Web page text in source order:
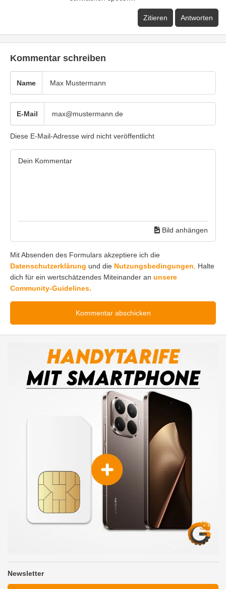
Zitieren Antworten
Kommentar schreiben
Name
E-Mail
Diese E-Mail-Adresse wird nicht veröffentlicht
Bild anhängen
Mit Absenden des Formulars akzeptiere ich die
Datenschutzerklärung und die Nutzungsbedingungen. Halte
dich für ein wertschätzendes Miteinander an unsere
Community-Guidelines.
Newsletter